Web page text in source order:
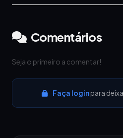
Comentários
Seja o primeiro a comentar!
Faça loginpara